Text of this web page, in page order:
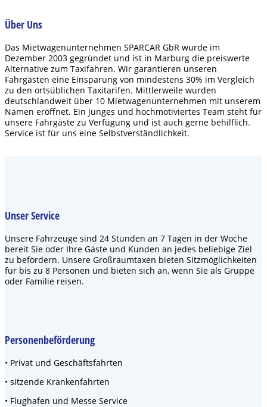
Über Uns
Das Mietwagenunternehmen SPARCAR GbR wurde im
Dezember 2003 gegründet und ist in Marburg die preiswerte
Alternative zum Taxifahren. Wir garantieren unseren
Fahrgästen eine Einsparung von mindestens 30% im Vergleich
zu den ortsüblichen Taxitarifen. Mittlerweile wurden
deutschlandweit über 10 Mietwagenunternehmen mit unserem
Namen eröffnet. Ein junges und hochmotiviertes Team steht für
unsere Fahrgäste zu Verfügung und ist auch gerne behilflich.
Service ist für uns eine Selbstverständlichkeit.
Unser Service
Unsere Fahrzeuge sind 24 Stunden an 7 Tagen in der Woche
bereit Sie oder Ihre Gäste und Kunden an jedes beliebige Ziel
zu befördern. Unsere Großraumtaxen bieten Sitzmöglichkeiten
für bis zu 8 Personen und bieten sich an, wenn Sie als Gruppe
oder Familie reisen.
Personenbeförderung
• Privat und Geschäftsfahrten
• sitzende Krankenfahrten
• Flughafen und Messe Service